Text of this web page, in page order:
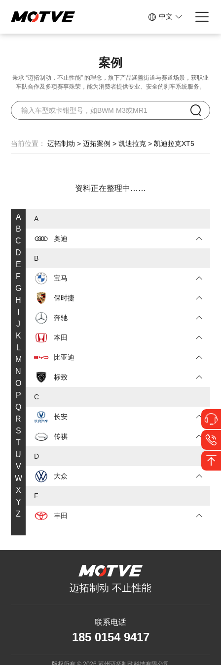
中文
案例
秉承 “迈拓制动，不止性能” 的理念，旗下产品涵盖街道与赛道场景， 获职业
车队合作及多项赛事殊荣，能为消费者提供专业、安全的刹车系统服务。
当前位置：迈拓制动 > 迈拓案例 > 凯迪拉克 > 凯迪拉克XT5
资料正在整理中……
A
B
C
D
E
F
G
H
J
K
L
M
N
O
P
Q
R
S
T
U
V
W
X
Y
Z
A
奥迪
B
宝马
保时捷
奔驰
本田
比亚迪
标致
C
长安
传祺
D
大众
F
丰田
迈拓制动 不止性能
联系电话
185 0154 9417